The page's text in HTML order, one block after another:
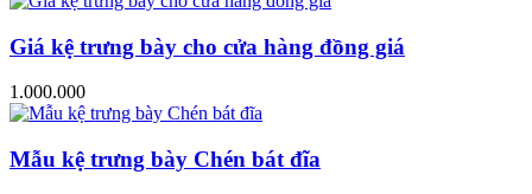
Giá kệ trưng bày cho cửa hàng đồng giá
1.000.000
Mẫu kệ trưng bày Chén bát đĩa